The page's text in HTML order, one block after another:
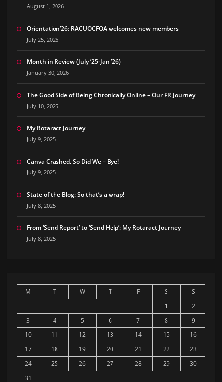
August 1, 2026
Orientation’26: RACUOCFOA welcomes new members
July 25, 2026
Month in Review (July ’25-Jan ’26)
January 30, 2026
The Good Side of Being Chronically Online – Our PR Journey
July 10, 2025
My Rotaract Journey
July 9, 2025
Canva Crashed, So Did We – Bye!
July 9, 2025
State of the Blog: So that’s a wrap!
July 8, 2025
From ‘Send Report’ to ‘Send Help’: My Rotaract Journey
July 8, 2025
M T W T F S
S
1
2
3
4 5 6 7 8
9
10
11 12 13 14 15
16
17
18 19 20 21 22
23
24
25 26 27 28 29
30
31